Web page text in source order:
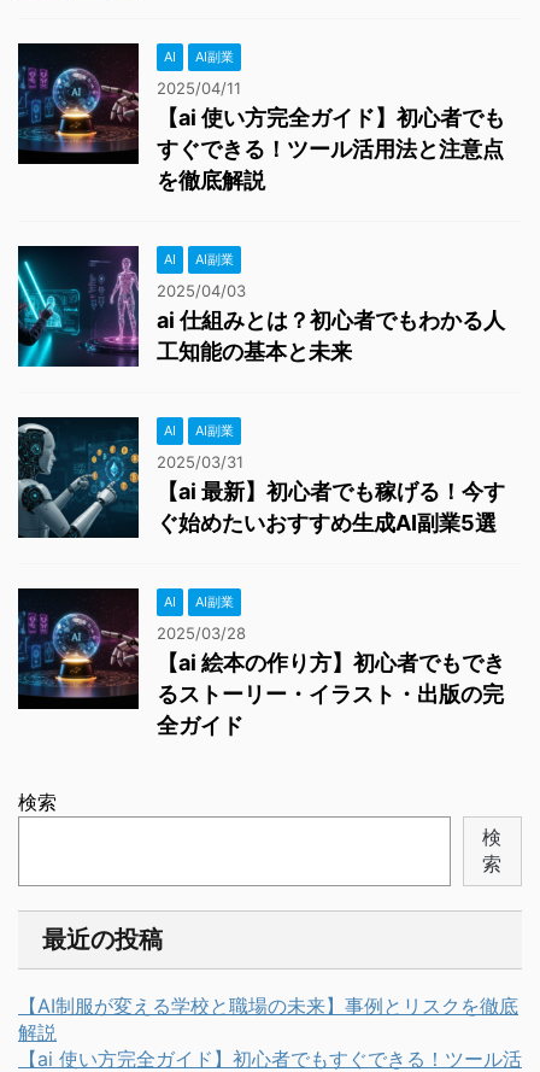
AI AI副業
2025/04/11
【ai 使い方完全ガイド】初心者でも
すぐできる！ツール活用法と注意点
を徹底解説
AI AI副業
2025/04/03
ai 仕組みとは？初心者でもわかる人
工知能の基本と未来
AI AI副業
2025/03/31
【ai 最新】初心者でも稼げる！今す
ぐ始めたいおすすめ生成AI副業5選
AI AI副業
2025/03/28
【ai 絵本の作り方】初心者でもでき
るストーリー・イラスト・出版の完
全ガイド
検索
検
索
最近の投稿
【AI制服が変える学校と職場の未来】事例とリスクを徹底
解説
【ai 使い方完全ガイド】初心者でもすぐできる！ツール活